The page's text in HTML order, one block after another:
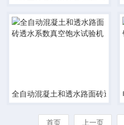
全自动混凝土和透水路面砖透水
首页 上一页